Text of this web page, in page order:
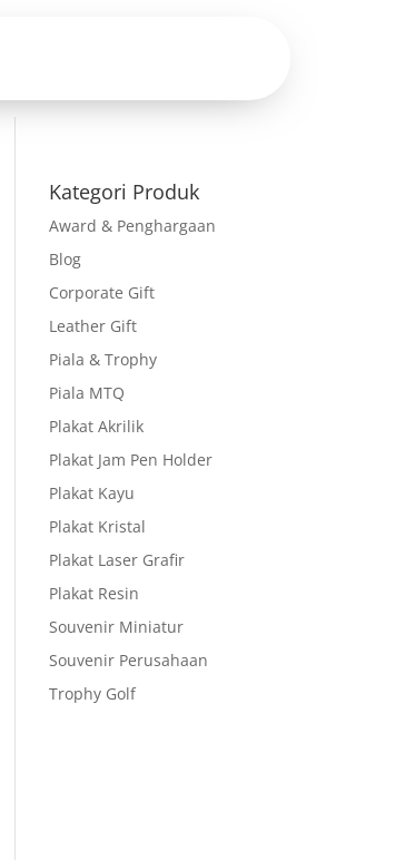
Kategori Produk
Award & Penghargaan
Blog
Corporate Gift
Leather Gift
Piala & Trophy
Piala MTQ
Plakat Akrilik
Plakat Jam Pen Holder
Plakat Kayu
Plakat Kristal
Plakat Laser Grafir
Plakat Resin
Souvenir Miniatur
Souvenir Perusahaan
Trophy Golf